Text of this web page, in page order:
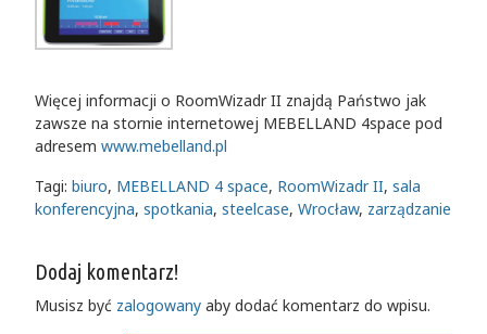
Więcej informacji o RoomWizadr II znajdą Państwo jak
zawsze na stornie internetowej MEBELLAND 4space pod
adresem www.mebelland.pl
Tagi: biuro, MEBELLAND 4 space, RoomWizadr II, sala
konferencyjna, spotkania, steelcase, Wrocław, zarządzanie
Dodaj komentarz!
Musisz być zalogowany aby dodać komentarz do wpisu.